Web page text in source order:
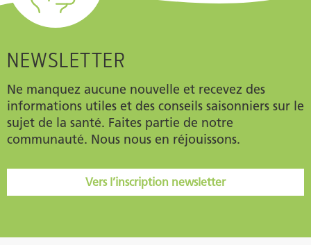
NEWSLETTER
Ne manquez aucune nouvelle et recevez des
informations utiles et des conseils saisonniers sur le
sujet de la santé. Faites partie de notre
communauté. Nous nous en réjouissons.
Vers l’inscription newsletter